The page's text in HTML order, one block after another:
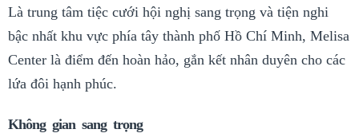
Là trung tâm tiệc cưới hội nghị sang trọng và tiện nghi
bậc nhất khu vực phía tây thành phố Hồ Chí Minh, Melisa
Center là điểm đến hoàn hảo, gắn kết nhân duyên cho các
lứa đôi hạnh phúc.
Không gian sang trọng